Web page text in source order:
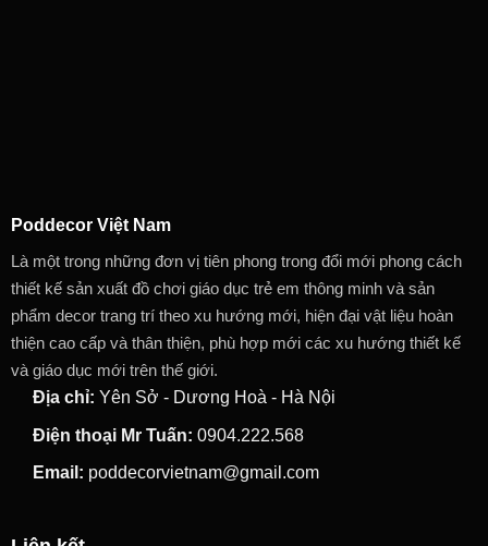
Poddecor Việt Nam
Là một trong những đơn vị tiên phong trong đổi mới phong cách
thiết kế sản xuất đồ chơi giáo dục trẻ em thông minh và sản
phẩm decor trang trí theo xu hướng mới, hiện đại vật liệu hoàn
thiện cao cấp và thân thiện, phù hợp mới các xu hướng thiết kế
và giáo dục mới trên thế giới.
Địa chỉ: Yên Sở - Dương Hoà - Hà Nội
Điện thoại Mr Tuấn: 0904.222.568
Email: poddecorvietnam@gmail.com